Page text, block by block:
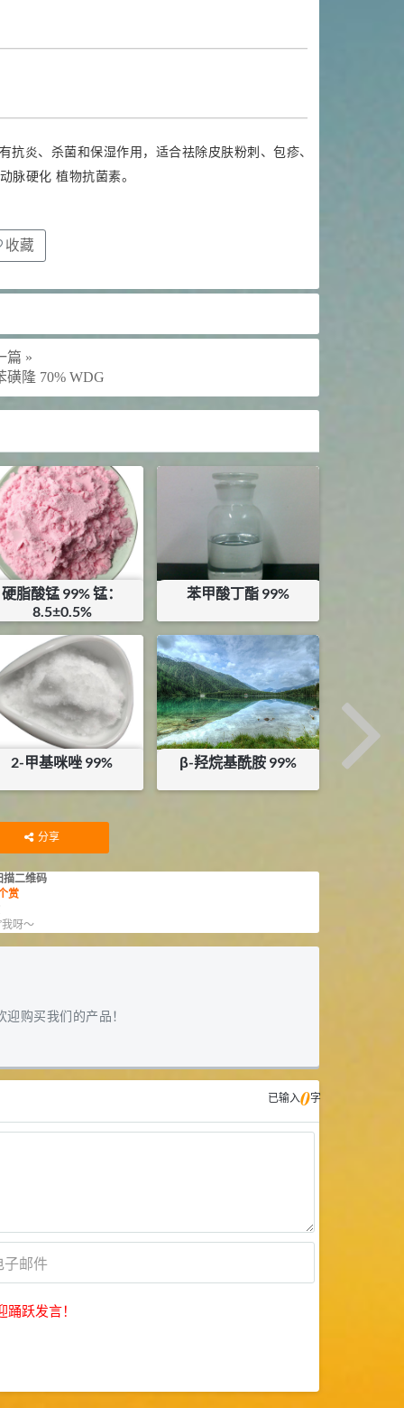
炎、杀菌和保湿作用，适合祛除皮肤粉刺、包疹、
脉硬化 植物抗菌素。
收藏
篇 »
磺隆 70% WDG
硬脂酸锰 99% 锰：
8.5±0.5%
¥12.25
库存：10KG
苯甲酸丁酯 99%
¥42
2-甲基咪唑 99% β-羟烷基酰胺 99%
分享
二维码
赏
呀～
购买我们的产品！
已输入0字
踊跃发言！